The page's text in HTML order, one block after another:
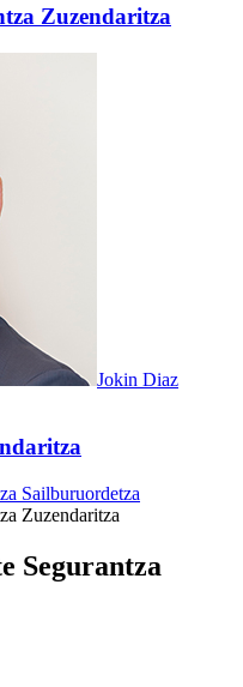
Zuzendaritza
Jokin Diaz
Sailburuordetza
Zuzendaritza
Segurantza